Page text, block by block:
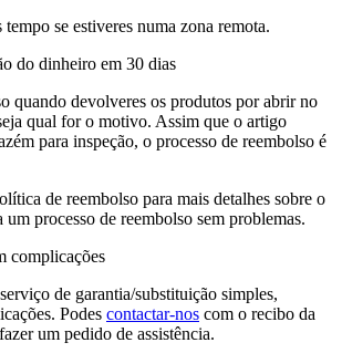
se estiveres numa zona remota.
do dinheiro em 30 dias
quando devolveres os produtos por abrir no
qual for o motivo. Assim que o artigo
para inspeção, o processo de reembolso é
de reembolso para mais detalhes sobre o
um processo de reembolso sem problemas.
complicações
de garantia/substituição simples,
Podes contactar-nos com o recibo da
um pedido de assistência.